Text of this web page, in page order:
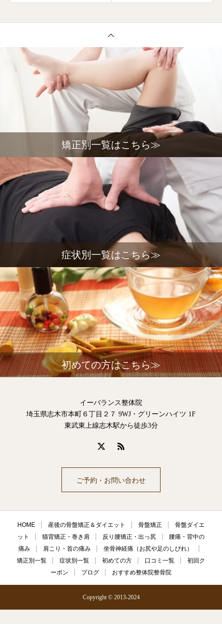
矯正別一覧はこちら≫
症状別一覧はこちら≫
初めての方はこちら≫
イーバランス整体院
埼玉県志木市本町６丁目２７ 9WJ・グリーンハイツ 1F
東武東上線志木駅から徒歩3分
ご予約・お問い合わせ
HOME 産後の骨盤矯正＆ダイエット 骨盤矯正
骨盤ダイエ
ット
猫背矯正・巻き肩 反り腰矯正・出っ尻
腰痛・背中の
痛み
肩こり・首の痛み
坐骨神経痛（お尻や足のしびれ）
矯正別一覧
症状別一覧 初めての方 口コミ一覧
初回ク
ーポン
ブログ おすすめ整体院整骨院
Copyright © 2013-2024